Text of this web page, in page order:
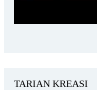
TARIAN KREASI